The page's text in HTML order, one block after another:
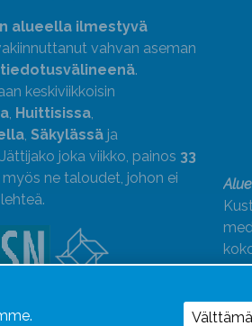
alueella ilmestyvä
vahvan aseman
.
keskiviikkoisin
, Huittisissa,
, Säkylässäja
joka viikko, painos 33
myös ne taloudet, johon ei
jäsen. Noudatamme